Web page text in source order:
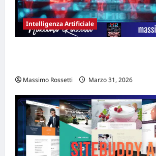
Intelligenza Artificiale
Massimo Rossetti Marzo 31, 2026